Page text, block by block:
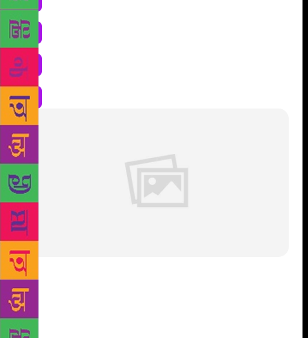
हमारे देश में आजादी के पहले आप राजी जनजाति के लिए 80173 में
कानून बना उस कानून के तहत मां बाप बहन भाई बच्चे बूढ़े सभी जन्म
से अपराधी ही होते हैं और मां के पेट से बच्चा पैदा होता है तो भी